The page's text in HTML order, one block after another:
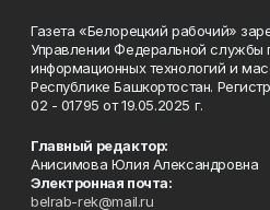
Газета «Белорецкий рабочий»
Управлении Федеральной службы
информационных технологий и
Республике Башкортостан.
02 - 01795 от 19.05.2025 г.
Главный редактор:
Анисимова Юлия Александровна
Электронная почта:
belrab-rek@mail.ru